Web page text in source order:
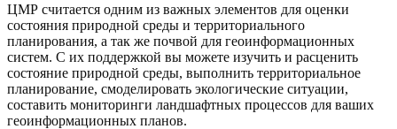
ЦМР считается одним из важных элементов для оценки
состояния природной среды и территориального
планирования, а так же почвой для геоинформационных
систем. С их поддержкой вы можете изучить и расценить
состояние природной среды, выполнить территориальное
планирование, смоделировать экологические ситуации,
составить мониторинги ландшафтных процессов для ваших
геоинформационных планов.